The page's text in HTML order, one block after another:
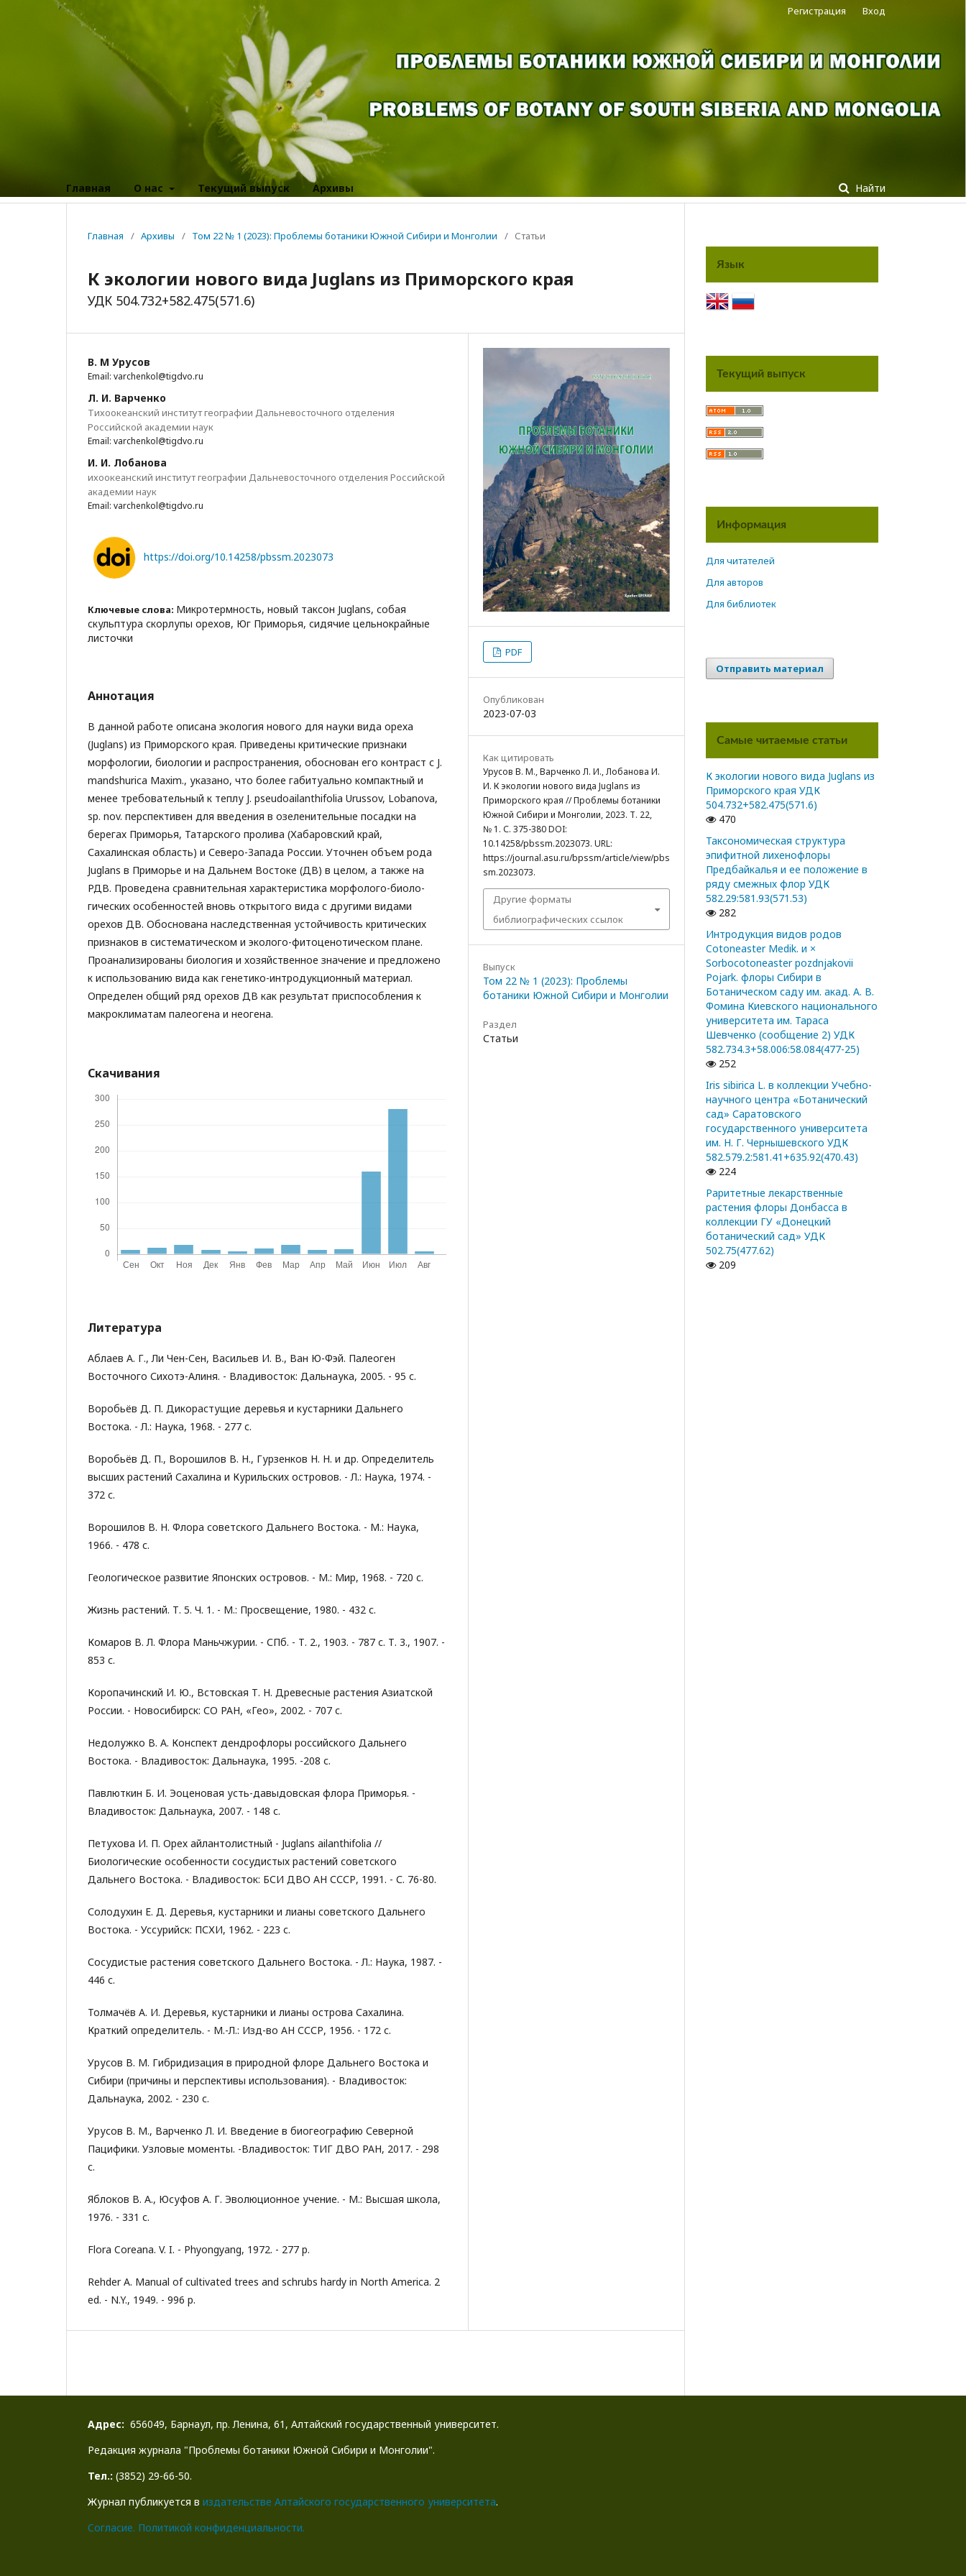
Главная О нас Текущий выпуск Архивы Найти
Регистрация Вход
Главная / Архивы / Том 22 № 1 (2023): Проблемы ботаники Южной Сибири и Монголии / Статьи
К экологии нового вида Juglans из Приморского края
УДК 504.732+582.475(571.6)
В. М Урусов
Email: varchenkol@tigdvo.ru
Л. И. Варченко
Тихоокеанский институт географии Дальневосточного отделения
Российской академии наук
Email: varchenkol@tigdvo.ru
И. И. Лобанова
ихоокеанский институт географии Дальневосточного отделения Российской
академии наук
Email: varchenkol@tigdvo.ru
https://doi.org/10.14258/pbssm.2023073
Ключевые слова: Микротермность, новый таксон Juglans, собая
скульптура скорлупы орехов, Юг Приморья, сидячие цельнокрайные
листочки
Аннотация
В данной работе описана экология нового для науки вида ореха
(Juglans) из Приморского края. Приведены критические признаки
морфологии, биологии и распространения, обоснован его контраст с J.
mandshurica Maxim., указано, что более габитуально компактный и
менее требовательный к теплу J. pseudoailanthifolia Urussov, Lobanova,
sp. nov. перспективен для введения в озеленительные посадки на
берегах Приморья, Татарского пролива (Хабаровский край,
Сахалинская область) и Северо-Запада России. Уточнен объем рода
Juglans в Приморье и на Дальнем Востоке (ДВ) в целом, а также на
РДВ. Проведена сравнительная характеристика морфолого-биоло-
гических особенностей вновь открытого вида с другими видами
орехов ДВ. Обоснована наследственная устойчивость критических
признаков в систематическом и эколого-фитоценотическом плане.
Проанализированы биология и хозяйственное значение и предложено
к использованию вида как генетико-интродукционный материал.
Определен общий ряд орехов ДВ как результат приспособления к
макроклиматам палеогена и неогена.
Скачивания
Литература
Аблаев А. Г., Ли Чен-Сен, Васильев И. В., Ван Ю-Фэй. Палеоген
Восточного Сихотэ-Алиня. - Владивосток: Дальнаука, 2005. - 95 с.
Воробьёв Д. П. Дикорастущие деревья и кустарники Дальнего
Востока. - Л.: Наука, 1968. - 277 с.
Воробьёв Д. П., Ворошилов В. Н., Гурзенков Н. Н. и др. Определитель
высших растений Сахалина и Курильских островов. - Л.: Наука, 1974. -
372 с.
Ворошилов В. Н. Флора советского Дальнего Востока. - М.: Наука,
1966. - 478 с.
Геологическое развитие Японских островов. - М.: Мир, 1968. - 720 с.
Жизнь растений. Т. 5. Ч. 1. - М.: Просвещение, 1980. - 432 с.
Комаров В. Л. Флора Маньчжурии. - СПб. - Т. 2., 1903. - 787 с. Т. 3., 1907. -
853 с.
Коропачинский И. Ю., Встовская Т. Н. Древесные растения Азиатской
России. - Новосибирск: СО РАН, «Гео», 2002. - 707 с.
Недолужко В. А. Конспект дендрофлоры российского Дальнего
Востока. - Владивосток: Дальнаука, 1995. -208 с.
Павлюткин Б. И. Эоценовая усть-давыдовская флора Приморья. -
Владивосток: Дальнаука, 2007. - 148 с.
Петухова И. П. Орех айлантолистный - Juglans ailanthifolia //
Биологические особенности сосудистых растений советского
Дальнего Востока. - Владивосток: БСИ ДВО АН СССР, 1991. - С. 76-80.
Солодухин Е. Д. Деревья, кустарники и лианы советского Дальнего
Востока. - Уссурийск: ПСХИ, 1962. - 223 с.
Сосудистые растения советского Дальнего Востока. - Л.: Наука, 1987. -
446 с.
Толмачёв А. И. Деревья, кустарники и лианы острова Сахалина.
Краткий определитель. - М.-Л.: Изд-во АН СССР, 1956. - 172 с.
Урусов В. М. Гибридизация в природной флоре Дальнего Востока и
Сибири (причины и перспективы использования). - Владивосток:
Дальнаука, 2002. - 230 с.
Урусов В. М., Варченко Л. И. Введение в биогеографию Северной
Пацифики. Узловые моменты. -Владивосток: ТИГ ДВО РАН, 2017. - 298
с.
Яблоков В. А., Юсуфов А. Г. Эволюционное учение. - М.: Высшая школа,
1976. - 331 с.
Flora Coreana. V. I. - Phyongyang, 1972. - 277 p.
Rehder A. Manual of cultivated trees and schrubs hardy in North America. 2
ed. - N.Y., 1949. - 996 p.
PDF
Опубликован
2023-07-03
Как цитировать
Урусов В. М., Варченко Л. И., Лобанова И.
И. К экологии нового вида Juglans из
Приморского края // Проблемы ботаники
Южной Сибири и Монголии, 2023. Т. 22,
№ 1. С. 375-380 DOI:
10.14258/pbssm.2023073. URL:
https://journal.asu.ru/bpssm/article/view/pbs
sm.2023073.
Другие форматы
библиографических ссылок
Выпуск
Том 22 № 1 (2023): Проблемы
ботаники Южной Сибири и Монголии
Раздел
Статьи
Язык
Текущий выпуск
Информация
Для читателей
Для авторов
Для библиотек
Отправить материал
Самые читаемые статьи
К экологии нового вида Juglans из
Приморского края УДК
504.732+582.475(571.6)
470
Таксономическая структура
эпифитной лихенофлоры
Предбайкалья и ее положение в
ряду смежных флор УДК
582.29:581.93(571.53)
282
Интродукция видов родов
Cotoneaster Medik. и ×
Sorbocotoneaster pozdnjakovii
Pojark. флоры Сибири в
Ботаническом саду им. акад. А. В.
Фомина Киевского национального
университета им. Тараса
Шевченко (сообщение 2) УДК
582.734.3+58.006:58.084(477-25)
252
Iris sibirica L. в коллекции Учебно-
научного центра «Ботанический
сад» Саратовского
государственного университета
им. Н. Г. Чернышевского УДК
582.579.2:581.41+635.92(470.43)
224
Раритетные лекарственные
растения флоры Донбасса в
коллекции ГУ «Донецкий
ботанический сад» УДК
502.75(477.62)
209
Адрес: 656049, Барнаул, пр. Ленина, 61, Алтайский государственный университет.
Редакция журнала "Проблемы ботаники Южной Сибири и Монголии".
Тел.: (3852) 29-66-50.
Журнал публикуется в издательстве Алтайского государственного университета.
Cогласие. Политикой конфиденциальности.